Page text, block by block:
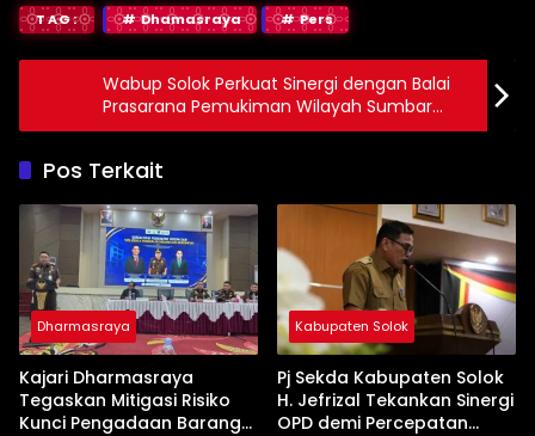
TAG: Dhamasraya Pers
Wabup Solok Perkuat Sinergi dengan Balai
Prasarana Pemukiman Wilayah Sumbar
untuk Peningkatan Infrastruktur Pemukiman
Pos Terkait
Dharmasraya
Kajari Dharmasraya
Tegaskan Mitigasi Risiko
Kunci Pengadaan Barang
Kabupaten Solok
Pj Sekda Kabupaten Solok
H. Jefrizal Tekankan Sinergi
OPD demi Percepatan